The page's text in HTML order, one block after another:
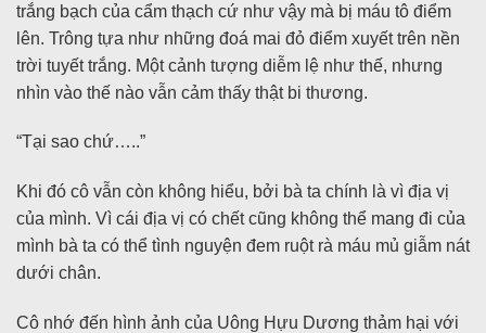
trắng bạch của cẩm thạch cứ như vậy mà bị máu tô điểm
lên. Trông tựa như những đoá mai đỏ điểm xuyết trên nền
trời tuyết trắng. Một cảnh tượng diễm lệ như thế, nhưng
nhìn vào thế nào vẫn cảm thấy thật bi thương.
“Tại sao chứ…..”
Khi đó cô vẫn còn không hiểu, bởi bà ta chính là vì địa vị
của mình. Vì cái địa vị có chết cũng không thể mang đi của
mình bà ta có thể tình nguyện đem ruột rà máu mủ giẫm nát
dưới chân.
Cô nhớ đến hình ảnh của Uông Hựu Dương thảm hại với